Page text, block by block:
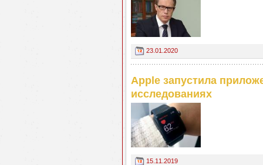
23.01.2020
Apple запустила
исследованиях
15.11.2019